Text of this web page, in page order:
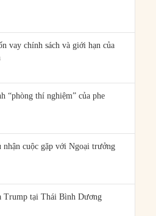
vay chính sách và giới hạn của
“phòng thí nghiệm” của phe
nhận cuộc gặp với Ngoại trưởng
Trump tại Thái Bình Dương